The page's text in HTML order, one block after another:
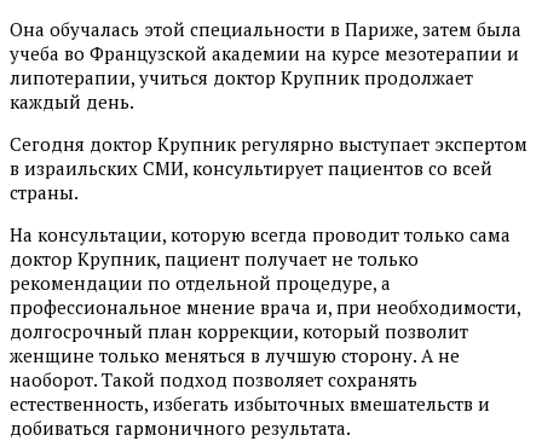
Она обучалась этой специальности в Париже, затем была
учеба во Французской академии на курсе мезотерапии и
липотерапии, учиться доктор Крупник продолжает
каждый день.
Сегодня доктор Крупник регулярно выступает экспертом
в израильских СМИ, консультирует пациентов со всей
страны.
На консультации, которую всегда проводит только сама
доктор Крупник, пациент получает не только
рекомендации по отдельной процедуре, а
профессиональное мнение врача и, при необходимости,
долгосрочный план коррекции, который позволит
женщине только меняться в лучшую сторону. А не
наоборот. Такой подход позволяет сохранять
естественность, избегать избыточных вмешательств и
добиваться гармоничного результата.